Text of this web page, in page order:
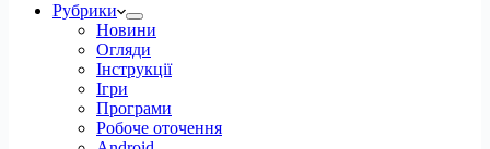
Рубрики
Новини
Огляди
Інструкції
Ігри
Програми
Робоче оточення